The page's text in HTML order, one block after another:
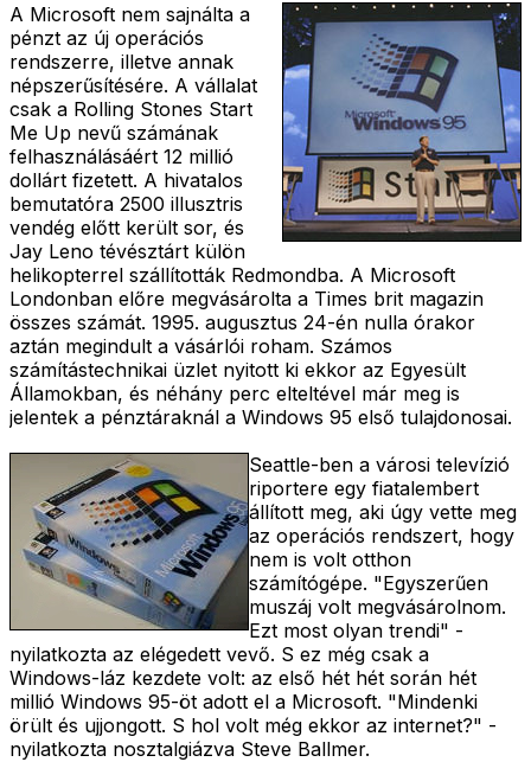
A Microsoft nem sajnálta a
pénzt az új operációs
rendszerre, illetve annak
népszerűsítésére. A vállalat
csak a Rolling Stones Start
Me Up nevű számának
felhasználásáért 12 millió
dollárt fizetett. A hivatalos
bemutatóra 2500 illusztris
vendég előtt került sor, és
Jay Leno tévésztárt külön
helikopterrel szállították Redmondba. A Microsoft
Londonban előre megvásárolta a Times brit magazin
összes számát. 1995. augusztus 24-én nulla órakor
aztán megindult a vásárlói roham. Számos
számítástechnikai üzlet nyitott ki ekkor az Egyesült
Államokban, és néhány perc elteltével már meg is
jelentek a pénztáraknál a Windows 95 első tulajdonosai.
Seattle-ben a városi televízió
riportere egy fiatalembert
állított meg, aki úgy vette meg
az operációs rendszert, hogy
nem is volt otthon
számítógépe. "Egyszerűen
muszáj volt megvásárolnom.
Ezt most olyan trendi" -
nyilatkozta az elégedett vevő. S ez még csak a
Windows-láz kezdete volt: az első hét hét során hét
millió Windows 95-öt adott el a Microsoft. "Mindenki
örült és ujjongott. S hol volt még ekkor az internet?" -
nyilatkozta nosztalgiázva Steve Ballmer.